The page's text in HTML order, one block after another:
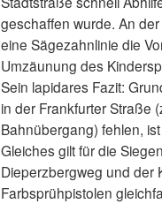
geschaffen wurde. An
eine Sägezahnlinie die
Umzäunung des
Sein lapidares Fazit:
in der Frankfurter Straße
Bahnübergang) fehlen,
Gleiches gilt für die
Dieperzbergweg und der
Farbsprühpistolen